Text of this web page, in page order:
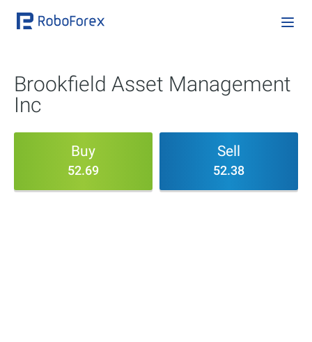
Brookfield Asset Management
Inc
Buy
52.69
Sell
52.38